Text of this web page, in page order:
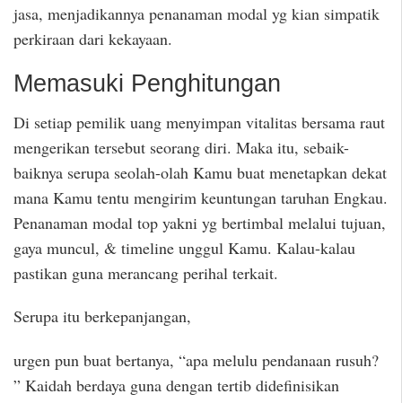
jasa, menjadikannya penanaman modal yg kian simpatik
perkiraan dari kekayaan.
Memasuki Penghitungan
Di setiap pemilik uang menyimpan vitalitas bersama raut
mengerikan tersebut seorang diri. Maka itu, sebaik-
baiknya serupa seolah-olah Kamu buat menetapkan dekat
mana Kamu tentu mengirim keuntungan taruhan Engkau.
Penanaman modal top yakni yg bertimbal melalui tujuan,
gaya muncul, & timeline unggul Kamu. Kalau-kalau
pastikan guna merancang perihal terkait.
Serupa itu berkepanjangan,
urgen pun buat bertanya, “apa melulu pendanaan rusuh?
” Kaidah berdaya guna dengan tertib didefinisikan